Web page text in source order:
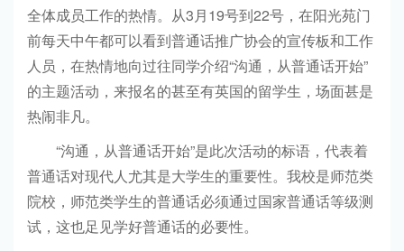
全体成员工作的热情。从3月19号到22号，在阳光苑门
前每天中午都可以看到普通话推广协会的宣传板和工作
人员，在热情地向过往同学介绍“沟通，从普通话开始”
的主题活动，来报名的甚至有英国的留学生，场面甚是
热闹非凡。
“沟通，从普通话开始”是此次活动的标语，代表着
普通话对现代人尤其是大学生的重要性。我校是师范类
院校，师范类学生的普通话必须通过国家普通话等级测
试，这也足见学好普通话的必要性。